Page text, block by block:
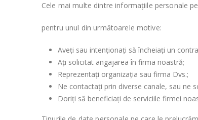
Cele mai multe dintre informațiile personale
pentru unul din următoarele motive:
Aveți sau intenționați să încheiați un
Ați solicitat angajarea în firma noastră;
Reprezentați organizația sau firma Dvs.;
Ne contactați prin diverse canale, sau ne
Doriți să beneficiați de serviciile firmei